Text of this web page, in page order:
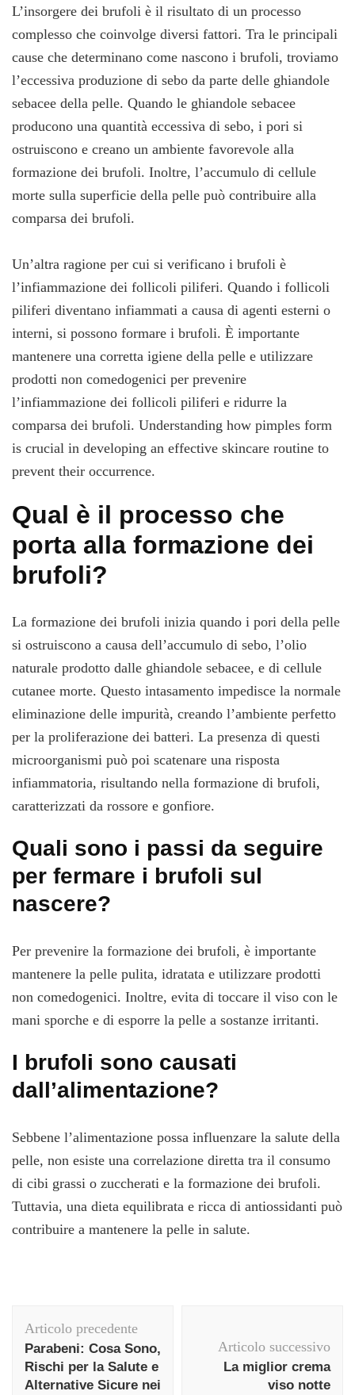
L’insorgere dei brufoli è il risultato di un processo
complesso che coinvolge diversi fattori. Tra le principali
cause che determinano come nascono i brufoli, troviamo
l’eccessiva produzione di sebo da parte delle ghiandole
sebacee della pelle. Quando le ghiandole sebacee
producono una quantità eccessiva di sebo, i pori si
ostruiscono e creano un ambiente favorevole alla
formazione dei brufoli. Inoltre, l’accumulo di cellule
morte sulla superficie della pelle può contribuire alla
comparsa dei brufoli.
Un’altra ragione per cui si verificano i brufoli è
l’infiammazione dei follicoli piliferi. Quando i follicoli
piliferi diventano infiammati a causa di agenti esterni o
interni, si possono formare i brufoli. È importante
mantenere una corretta igiene della pelle e utilizzare
prodotti non comedogenici per prevenire
l’infiammazione dei follicoli piliferi e ridurre la
comparsa dei brufoli. Understanding how pimples form
is crucial in developing an effective skincare routine to
prevent their occurrence.
Qual è il processo che
porta alla formazione dei
brufoli?
La formazione dei brufoli inizia quando i pori della pelle
si ostruiscono a causa dell’accumulo di sebo, l’olio
naturale prodotto dalle ghiandole sebacee, e di cellule
cutanee morte. Questo intasamento impedisce la normale
eliminazione delle impurità, creando l’ambiente perfetto
per la proliferazione dei batteri. La presenza di questi
microorganismi può poi scatenare una risposta
infiammatoria, risultando nella formazione di brufoli,
caratterizzati da rossore e gonfiore.
Quali sono i passi da seguire
per fermare i brufoli sul
nascere?
Per prevenire la formazione dei brufoli, è importante
mantenere la pelle pulita, idratata e utilizzare prodotti
non comedogenici. Inoltre, evita di toccare il viso con le
mani sporche e di esporre la pelle a sostanze irritanti.
I brufoli sono causati
dall’alimentazione?
Sebbene l’alimentazione possa influenzare la salute della
pelle, non esiste una correlazione diretta tra il consumo
di cibi grassi o zuccherati e la formazione dei brufoli.
Tuttavia, una dieta equilibrata e ricca di antiossidanti può
contribuire a mantenere la pelle in salute.
articolo
Articolo precedente
Parabeni: Cosa Sono,
Rischi per la Salute e
Alternative Sicure nei
Articolo successivo
La miglior crema
viso notte